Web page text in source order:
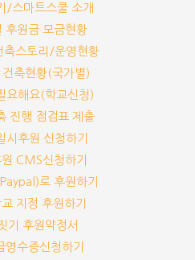
/스마트스쿨 소개
후원금 모금현황
축스토리/운영현황
축현황(국가별)
요해요(학교신청)
진행 점검표 제출
후원 신청하기
CMS신청하기
로 후원하기
지정 후원하기
기 후원약정서
수증신청하기